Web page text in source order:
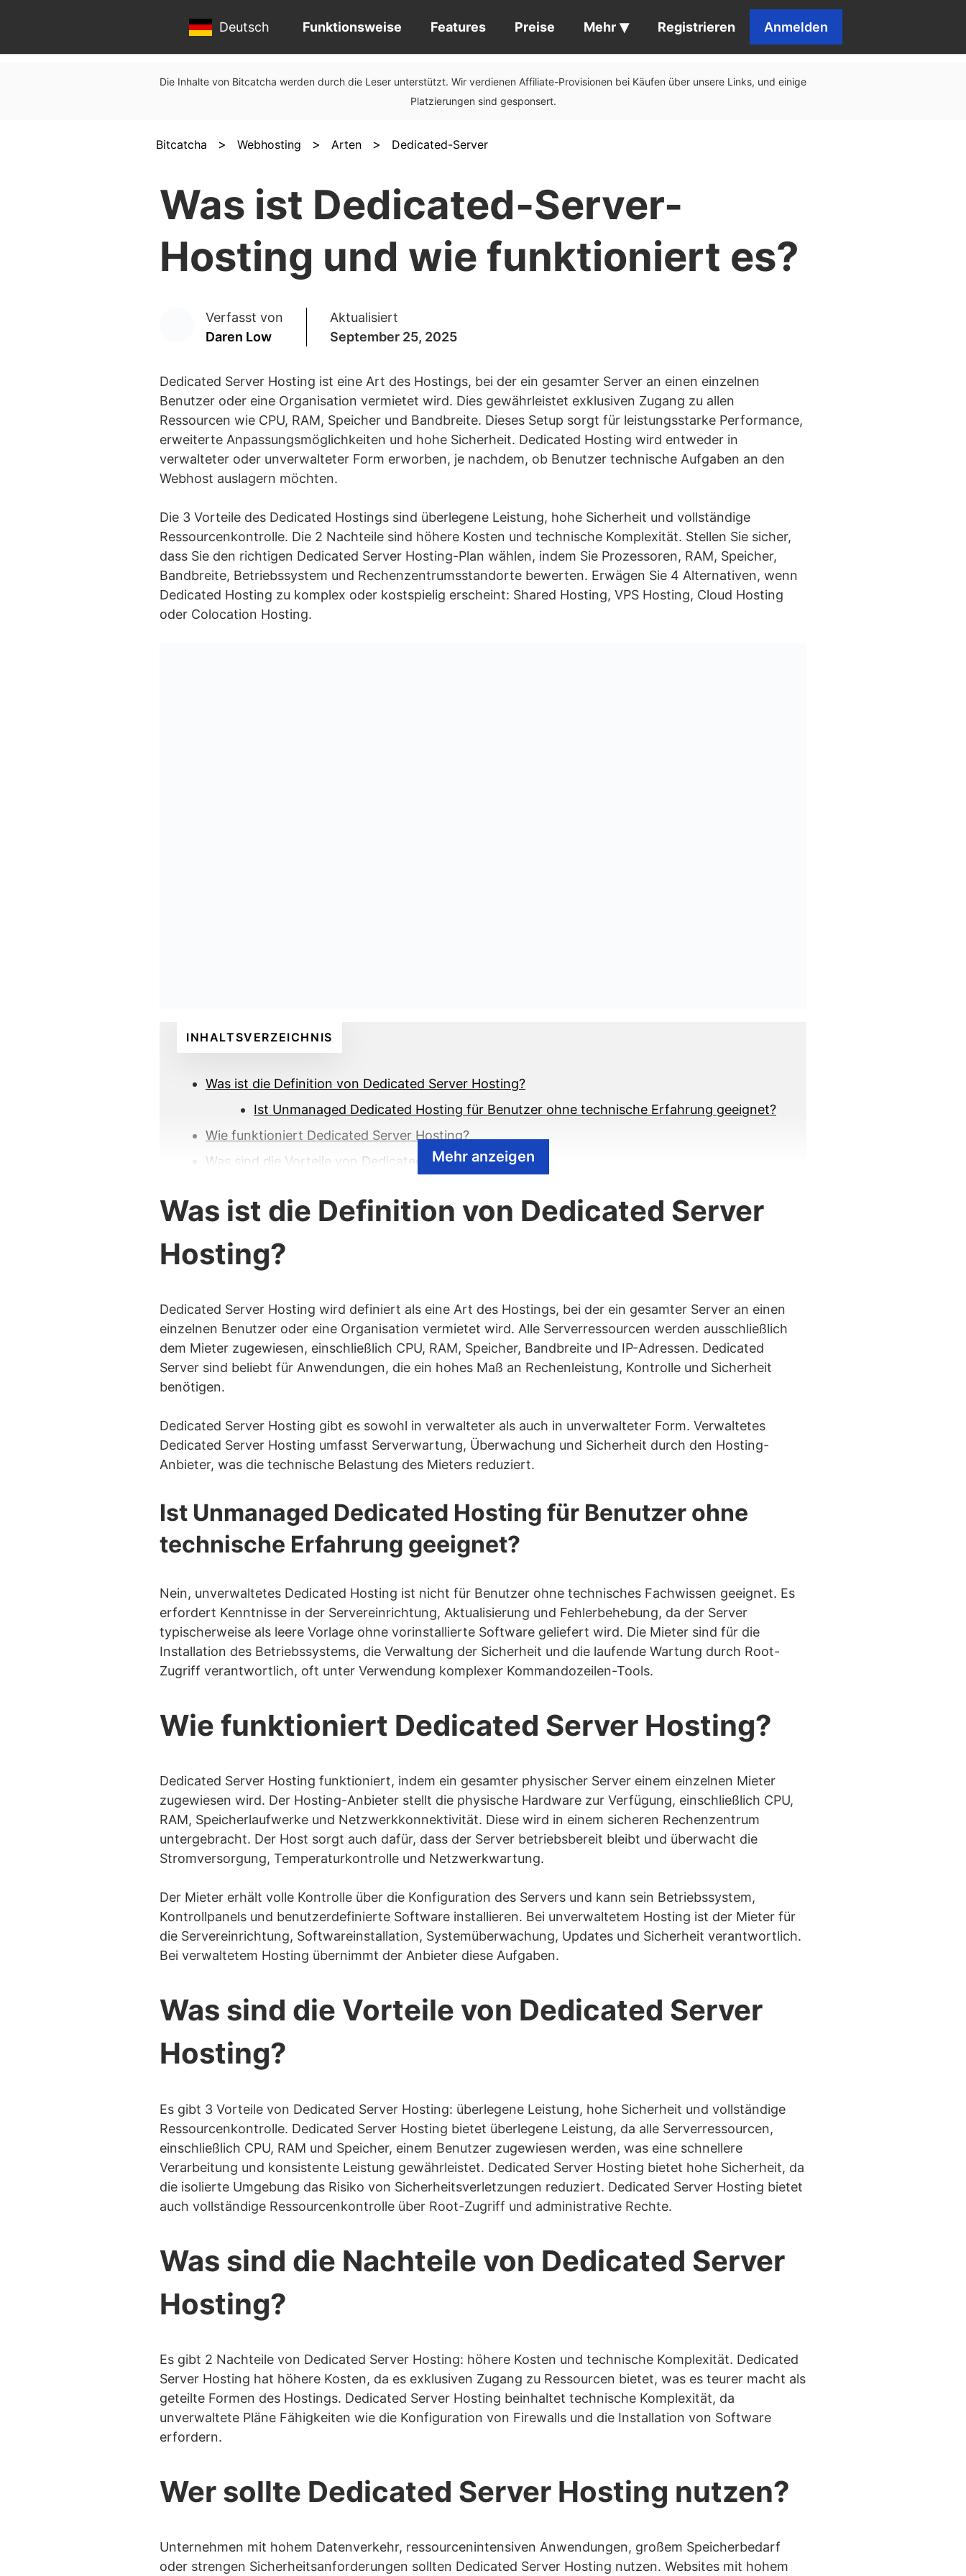
Deutsch Funktionsweise Features Preise Mehr Registrieren Anmelden
Die Inhalte von Bitcatcha werden durch die Leser unterstützt. Wir verdienen Affiliate-Provisionen bei Käufen über unsere Links, und einige
Platzierungen sind gesponsert.
Bitcatcha > Webhosting > Arten > Dedicated-Server
Was ist Dedicated-Server-
Hosting und wie funktioniert es?
Verfasst von
Daren Low
Aktualisiert
September 25, 2025
Dedicated Server Hosting ist eine Art des Hostings, bei der ein gesamter Server an einen einzelnen
Benutzer oder eine Organisation vermietet wird. Dies gewährleistet exklusiven Zugang zu allen
Ressourcen wie CPU, RAM, Speicher und Bandbreite. Dieses Setup sorgt für leistungsstarke Performance,
erweiterte Anpassungsmöglichkeiten und hohe Sicherheit. Dedicated Hosting wird entweder in
verwalteter oder unverwalteter Form erworben, je nachdem, ob Benutzer technische Aufgaben an den
Webhost auslagern möchten.
Die 3 Vorteile des Dedicated Hostings sind überlegene Leistung, hohe Sicherheit und vollständige
Ressourcenkontrolle. Die 2 Nachteile sind höhere Kosten und technische Komplexität. Stellen Sie sicher,
dass Sie den richtigen Dedicated Server Hosting-Plan wählen, indem Sie Prozessoren, RAM, Speicher,
Bandbreite, Betriebssystem und Rechenzentrumsstandorte bewerten. Erwägen Sie 4 Alternativen, wenn
Dedicated Hosting zu komplex oder kostspielig erscheint: Shared Hosting, VPS Hosting, Cloud Hosting
oder Colocation Hosting.
INHALTSVERZEICHNIS
Was ist die Definition von Dedicated Server Hosting?
Ist Unmanaged Dedicated Hosting für Benutzer ohne technische Erfahrung geeignet?
Wie funktioniert Dedicated Server Hosting?
Was sind die Vorteile von Dedicated Server Hosting?
Wer sollte Dedicated Server Hosting nutzen?
Wer sollte kein Dedicated Server Hosting nutzen?
Wie wähle ich einen Dedicated Hosting-Plan?
Shared Hosting
VPS Hosting
Cloud Hosting
Mehr anzeigen
Was ist die Definition von Dedicated Server
Hosting?
Dedicated Server Hosting wird definiert als eine Art des Hostings, bei der ein gesamter Server an einen
einzelnen Benutzer oder eine Organisation vermietet wird. Alle Serverressourcen werden ausschließlich
dem Mieter zugewiesen, einschließlich CPU, RAM, Speicher, Bandbreite und IP-Adressen. Dedicated
Server sind beliebt für Anwendungen, die ein hohes Maß an Rechenleistung, Kontrolle und Sicherheit
benötigen.
Dedicated Server Hosting gibt es sowohl in verwalteter als auch in unverwalteter Form. Verwaltetes
Dedicated Server Hosting umfasst Serverwartung, Überwachung und Sicherheit durch den Hosting-
Anbieter, was die technische Belastung des Mieters reduziert.
Ist Unmanaged Dedicated Hosting für Benutzer ohne
technische Erfahrung geeignet?
Nein, unverwaltetes Dedicated Hosting ist nicht für Benutzer ohne technisches Fachwissen geeignet. Es
erfordert Kenntnisse in der Servereinrichtung, Aktualisierung und Fehlerbehebung, da der Server
typischerweise als leere Vorlage ohne vorinstallierte Software geliefert wird. Die Mieter sind für die
Installation des Betriebssystems, die Verwaltung der Sicherheit und die laufende Wartung durch Root-
Zugriff verantwortlich, oft unter Verwendung komplexer Kommandozeilen-Tools.
Wie funktioniert Dedicated Server Hosting?
Dedicated Server Hosting funktioniert, indem ein gesamter physischer Server einem einzelnen Mieter
zugewiesen wird. Der Hosting-Anbieter stellt die physische Hardware zur Verfügung, einschließlich CPU,
RAM, Speicherlaufwerke und Netzwerkkonnektivität. Diese wird in einem sicheren Rechenzentrum
untergebracht. Der Host sorgt auch dafür, dass der Server betriebsbereit bleibt und überwacht die
Stromversorgung, Temperaturkontrolle und Netzwerkwartung.
Der Mieter erhält volle Kontrolle über die Konfiguration des Servers und kann sein Betriebssystem,
Kontrollpanels und benutzerdefinierte Software installieren. Bei unverwaltetem Hosting ist der Mieter für
die Servereinrichtung, Softwareinstallation, Systemüberwachung, Updates und Sicherheit verantwortlich.
Bei verwaltetem Hosting übernimmt der Anbieter diese Aufgaben.
Was sind die Vorteile von Dedicated Server
Hosting?
Es gibt 3 Vorteile von Dedicated Server Hosting: überlegene Leistung, hohe Sicherheit und vollständige
Ressourcenkontrolle. Dedicated Server Hosting bietet überlegene Leistung, da alle Serverressourcen,
einschließlich CPU, RAM und Speicher, einem Benutzer zugewiesen werden, was eine schnellere
Verarbeitung und konsistente Leistung gewährleistet. Dedicated Server Hosting bietet hohe Sicherheit, da
die isolierte Umgebung das Risiko von Sicherheitsverletzungen reduziert. Dedicated Server Hosting bietet
auch vollständige Ressourcenkontrolle über Root-Zugriff und administrative Rechte.
Was sind die Nachteile von Dedicated Server
Hosting?
Es gibt 2 Nachteile von Dedicated Server Hosting: höhere Kosten und technische Komplexität. Dedicated
Server Hosting hat höhere Kosten, da es exklusiven Zugang zu Ressourcen bietet, was es teurer macht als
geteilte Formen des Hostings. Dedicated Server Hosting beinhaltet technische Komplexität, da
unverwaltete Pläne Fähigkeiten wie die Konfiguration von Firewalls und die Installation von Software
erfordern.
Wer sollte Dedicated Server Hosting nutzen?
Unternehmen mit hohem Datenverkehr, ressourcenintensiven Anwendungen, großem Speicherbedarf
oder strengen Sicherheitsanforderungen sollten Dedicated Server Hosting nutzen. Websites mit hohem